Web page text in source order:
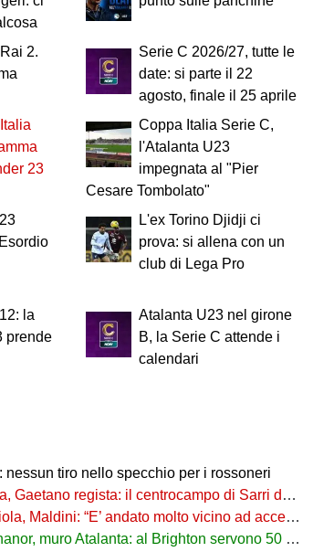
2.
Serie C 2026/27, tutte le
date: si parte il 22
agosto, finale il 25 aprile
23
Coppa Italia Serie C,
l'Atalanta U23
impegnata al "Pier
Cesare Tombolato"
L'ex Torino Djidji ci
prova: si allena con un
club di Lega Pro
la
prende
Atalanta U23 nel girone
B, la Serie C attende i
calendari
nessun tiro nello specchio per i rossoneri
regista: il centrocampo di Sarri decolla
Maldini: “E’ andato molto vicino ad accettare”
muro Atalanta: al Brighton servono 50 milioni